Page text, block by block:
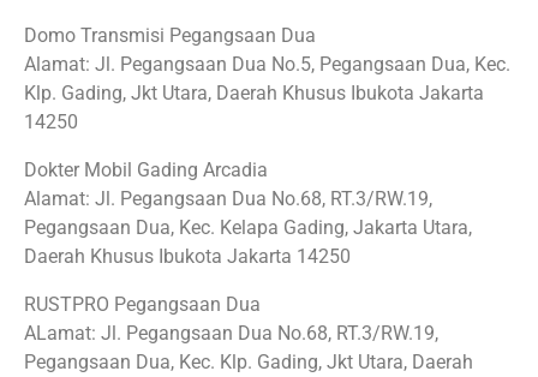
Domo Transmisi Pegangsaan Dua
Alamat: Jl. Pegangsaan Dua No.5, Pegangsaan Dua, Kec.
Klp. Gading, Jkt Utara, Daerah Khusus Ibukota Jakarta
14250
Dokter Mobil Gading Arcadia
Alamat: Jl. Pegangsaan Dua No.68, RT.3/RW.19,
Pegangsaan Dua, Kec. Kelapa Gading, Jakarta Utara,
Daerah Khusus Ibukota Jakarta 14250
RUSTPRO Pegangsaan Dua
ALamat: Jl. Pegangsaan Dua No.68, RT.3/RW.19,
Pegangsaan Dua, Kec. Klp. Gading, Jkt Utara, Daerah